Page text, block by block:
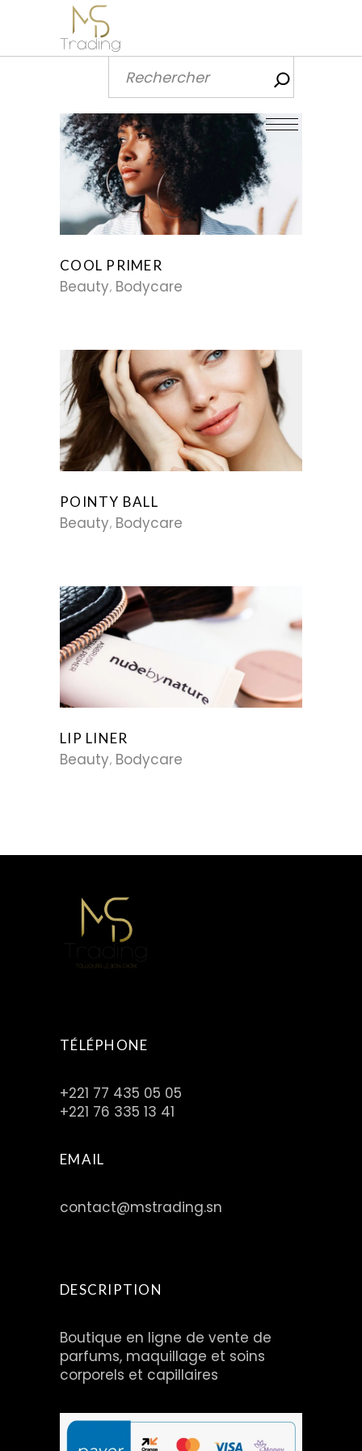
COOL PRIMER
Beauty Bodycare
POINTY BALL
Beauty Bodycare
LIP LINER
Beauty Bodycare
TÉLÉPHONE
+221 77 435 05 05
+221 76 335 13 41
EMAIL
contact@mstrading.sn
DESCRIPTION
Boutique en ligne de vente de
parfums, maquillage et soins
corporels et capillaires